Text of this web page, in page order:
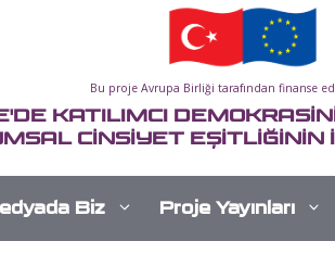
Bu proje Avrupa Birliği tarafından finanse
KATILIMCI
CİNSİYET EŞİTLİĞİNİN
Biz Proje Yayınları